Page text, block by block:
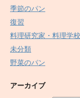
季節のパン
復習
料理研究家・料理学
未分類
野菜のパン
アーカイブ